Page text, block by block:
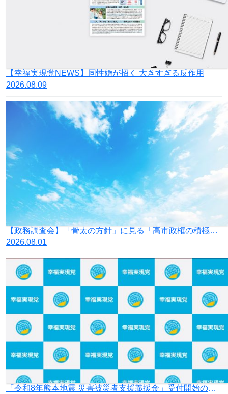
【幸福実現党NEWS】同性婚が招く 大きすぎる反作用
2026.08.09
【政務調査会】「骨太の方針」に見る「高市政権の積極財政」の落とし穴
2026.08.01
「令和8年熊本地震 災害被災者支援義援金」受付開始のお知らせ